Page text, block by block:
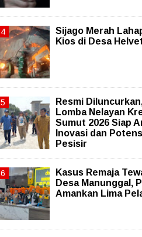
Sijago Merah
Kios di Desa
Resmi
Lomba Nelayan
Sumut 2026 Siap
Inovasi dan
Pesisir
Kasus Remaja
Desa Manunggal,
Amankan Lima